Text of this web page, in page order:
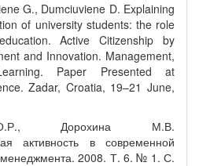
G., Dumciuviene D. Explaining
of university students: the role
Active Citizenship by
and Innovation. Management,
Paper Presented at
Zadar, Croatia, 19–21 June,
О.Р., Дорохина М.В.
активность в современной
менеджмента. 2008. Т. 6. № 1. С.